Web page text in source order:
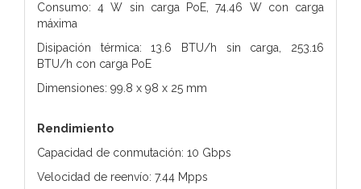
Consumo: 4 W sin carga PoE, 74.46 W con carga
máxima
Disipación térmica: 13.6 BTU/h sin carga, 253.16
BTU/h con carga PoE
Dimensiones: 99.8 x 98 x 25 mm
Rendimiento
Capacidad de conmutación: 10 Gbps
Velocidad de reenvío: 7.44 Mpps